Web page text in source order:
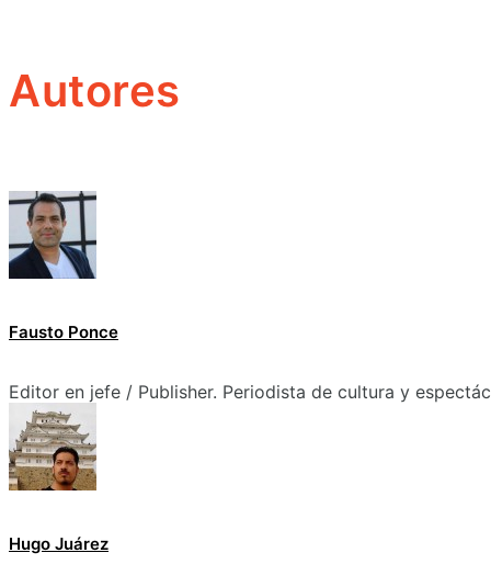
Autores
Fausto Ponce
Editor en jefe / Publisher. Periodista de cultura y
Hugo Juárez